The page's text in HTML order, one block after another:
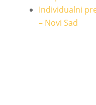
Individualni
– Novi Sad